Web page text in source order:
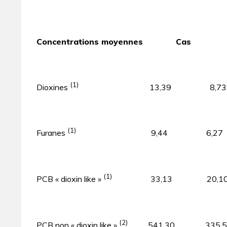
Concentrations moyennes Cas
Dioxines (1) 13,39 8,73
Furanes (1) 9,44 6,27
PCB « dioxin like » (1) 33,13
PCB non « dioxin like » (2) 541,30